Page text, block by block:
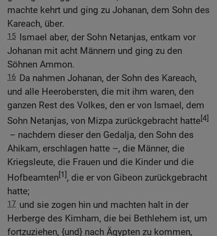
machte kehrt und ging zu Johanan, dem Sohn des
Kareach, über.
15 Ismael aber, der Sohn Netanjas, entkam vor
Johanan mit acht Männern und ging zu den
Söhnen Ammon.
16 Da nahmen Johanan, der Sohn des Kareach,
und alle Heerobersten, die mit ihm waren, den
ganzen Rest des Volkes, den er von Ismael, dem
Sohn Netanjas, von Mizpa zurückgebracht hatte[4]
– nachdem dieser den Gedalja, den Sohn des
Ahikam, erschlagen hatte –, die Männer, die
Kriegsleute, die Frauen und die Kinder und die
Hofbeamten[1], die er von Gibeon zurückgebracht
hatte;
17 und sie zogen hin und machten halt in der
Herberge des Kimham, die bei Bethlehem ist, um
fortzuziehen, {und} nach Ägypten zu kommen,